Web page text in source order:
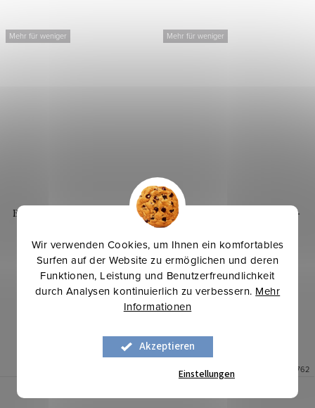
Wir verwenden Cookies, um Ihnen ein komfortables
Surfen auf der Website zu ermöglichen und deren
Funktionen, Leistung und Benutzerfreundlichkeit
durch Analysen kontinuierlich zu verbessern. Mehr
Informationen
Akzeptieren
Einstellungen
Mehr für weniger
Bündchen Jogging 1x1 schmal -
7,60 €
IN DEN WARENKORB
4,95 lfm
Mehr für weniger
Kuschelsweat Jogging 280g -
13,10 €
IN DEN WARENKORB
2328762